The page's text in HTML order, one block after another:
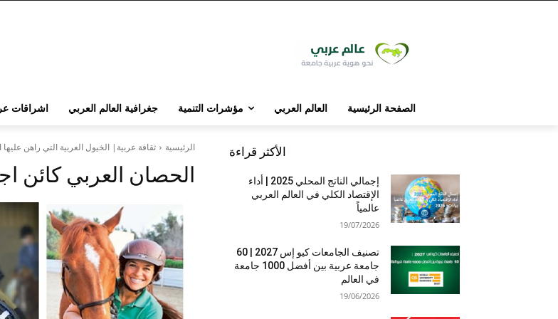
الصفحة الرئيسية العالم العربي مؤشرات التنمية جغرافية العالم العربي اشراقات
الرئيسية ثقافة عربية| الخيول العربية التي راهن عليها
الحصان العربي كائن
الأكثر قراءة
إجمالي الناتج المحلي 2025 | أداء
الإقتصاد الكلي في العالم العربي
عالمياً
19/07/2026
تصنيف الجامعات كيو إس 2027 | 60
جامعة عربية بين أفضل 1000 جامعة
في العالم
19/06/2026